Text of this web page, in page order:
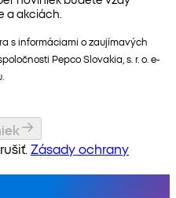
a akciách.
s informáciami o zaujímavých
Pepco Slovakia, s. r. o. e-
Zásady ochrany